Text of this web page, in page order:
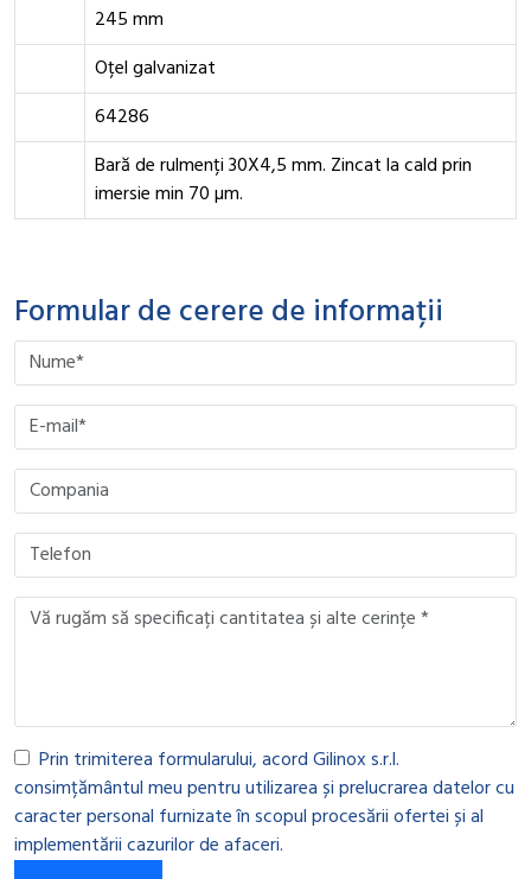
245 mm
Oțel galvanizat
64286
Bară de rulmenți 30X4,5 mm. Zincat la cald prin
imersie min 70 µm.
Formular de cerere de informații
leave this field empty.
leave this field empty.
leave this field empty.
leave this field empty.
Prin trimiterea formularului, acord Gilinox s.r.l.
consimțământul meu pentru utilizarea și prelucrarea datelor cu
caracter personal furnizate în scopul procesării ofertei și al
implementării cazurilor de afaceri.